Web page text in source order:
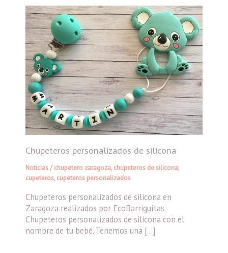
Chupeteros personalizados de silicona
Noticias/chupetero zaragoza,chupeteros de silicona,
cupeteros,cupeteros personalizados
Chupeteros personalizados de silicona en
Zaragoza realizados por EcoBarriguitas.
Chupeteros personalizados de silicona con el
nombre de tu bebé. Tenemos una […]